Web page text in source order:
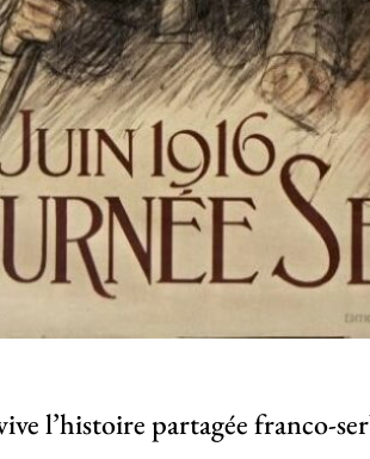
l’histoire partagée franco-